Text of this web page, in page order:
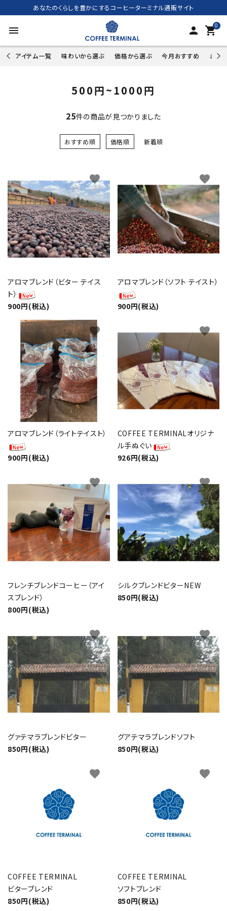
あなたのくらしを豊かにするコーヒーターミナル通販サイト
menu person 0
shopping_cart
アイテム一覧 味わいから選ぶ 価格から選ぶ 今月おすすめ お試
500円~1000円
25件の商品が見つかりました
おすすめ順 価格順 新着順
アロマブレンド（ビター テイス
ト）
900円(税込)
favorite
アロマブレンド（ソフト テイスト）
900円(税込)
favorite
アロマブレンド（ライトテイスト）
900円(税込)
favorite
COFFEE TERMINALオリジナ
ル手ぬぐい
926円(税込)
favorite
フレンチブレンドコーヒー（アイ
スブレンド）
800円(税込)
favorite
シルクブレンドビターNEW
850円(税込)
favorite
グァテマラブレンドビター
850円(税込)
favorite
グアテマラブレンドソフト
850円(税込)
favorite
COFFEE TERMINAL
ビターブレンド
850円(税込)
favorite
COFFEE TERMINAL
ソフトブレンド
850円(税込)
favorite